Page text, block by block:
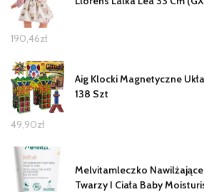
190,46zł
Aig Klocki Magnetyczne
138 Szt
49,90zł
Melvitamleczko
Twarzy I Ciała Baby